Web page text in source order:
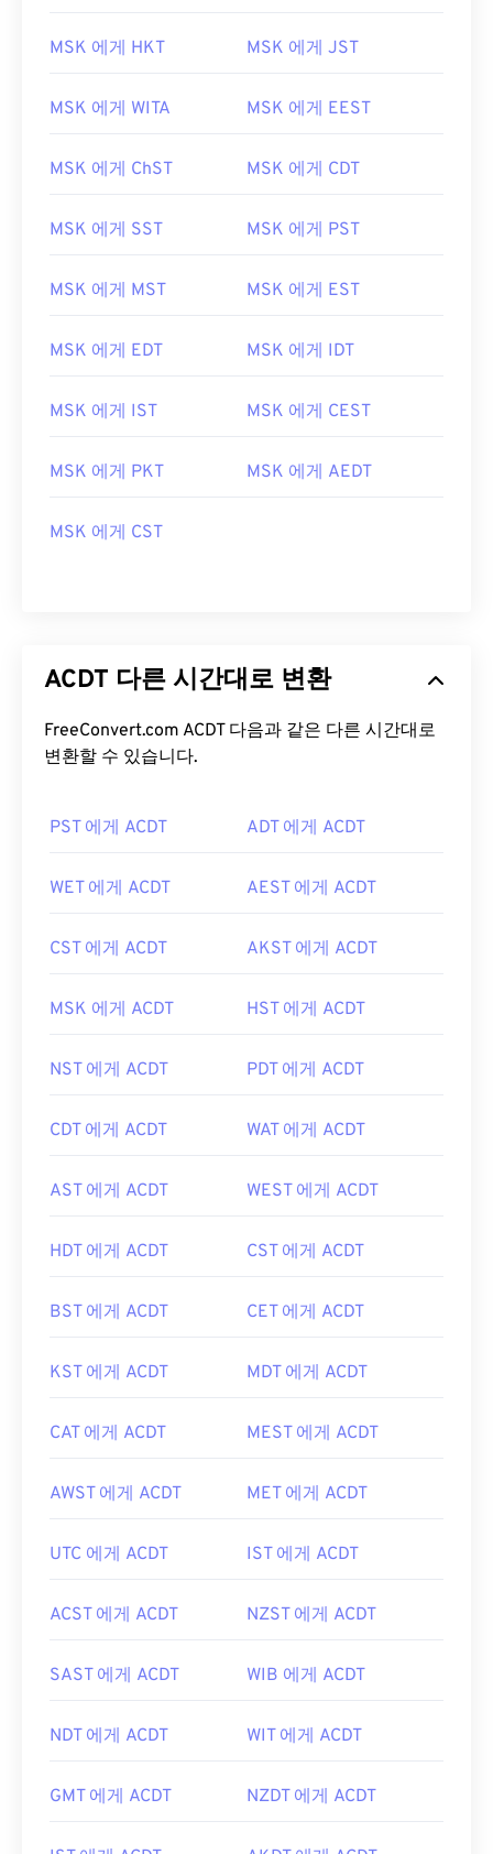
MSK 에게 HKT MSK 에게 JST
MSK 에게 WITA MSK 에게 EEST
MSK 에게 ChST MSK 에게 CDT
MSK 에게 SST MSK 에게 PST
MSK 에게 MST MSK 에게 EST
MSK 에게 EDT MSK 에게 IDT
MSK 에게 IST MSK 에게 CEST
MSK 에게 PKT MSK 에게 AEDT
MSK 에게 CST
ACDT 다른 시간대로 변환
FreeConvert.com ACDT 다음과 같은 다른 시간대로
변환할 수 있습니다.
PST 에게 ACDT ADT 에게 ACDT
WET 에게 ACDT AEST 에게 ACDT
CST 에게 ACDT AKST 에게 ACDT
MSK 에게 ACDT HST 에게 ACDT
NST 에게 ACDT PDT 에게 ACDT
CDT 에게 ACDT WAT 에게 ACDT
AST 에게 ACDT WEST 에게 ACDT
HDT 에게 ACDT CST 에게 ACDT
BST 에게 ACDT CET 에게 ACDT
KST 에게 ACDT MDT 에게 ACDT
CAT 에게 ACDT MEST 에게 ACDT
AWST 에게 ACDT MET 에게 ACDT
UTC 에게 ACDT IST 에게 ACDT
ACST 에게 ACDT NZST 에게 ACDT
SAST 에게 ACDT WIB 에게 ACDT
NDT 에게 ACDT WIT 에게 ACDT
GMT 에게 ACDT NZDT 에게 ACDT